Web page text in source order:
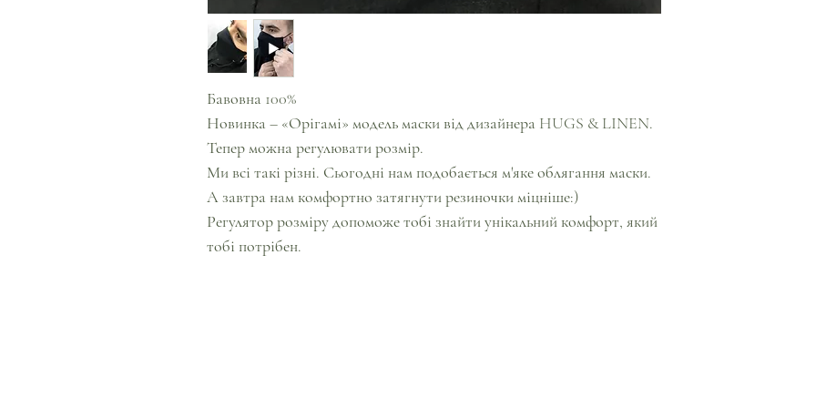
Бавовна 100%
Новинка – «Орігамі» модель маски від дизайнера HUGS & LINEN.
Тепер можна регулювати розмір.
Ми всі такі різні. Сьогодні нам подобається м'яке облягання маски.
А завтра нам комфортно затягнути резиночки міцніше:)
Регулятор розміру допоможе тобі знайти унікальний комфорт, який
тобі потрібен.